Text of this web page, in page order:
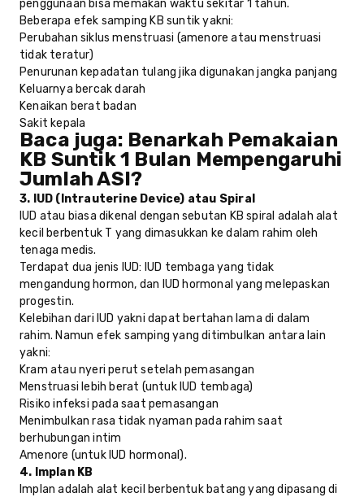
penggunaan bisa memakan waktu sekitar 1 tahun.
Beberapa efek samping KB suntik yakni:
Perubahan siklus menstruasi (amenore atau menstruasi
tidak teratur)
Penurunan kepadatan tulang jika digunakan jangka panjang
Keluarnya bercak darah
Kenaikan berat badan
Sakit kepala
Baca juga: Benarkah Pemakaian
KB Suntik 1 Bulan Mempengaruhi
Jumlah ASI?
3. IUD (Intrauterine Device) atau Spiral
IUD atau biasa dikenal dengan sebutan KB spiral adalah alat
kecil berbentuk T yang dimasukkan ke dalam rahim oleh
tenaga medis.
Terdapat dua jenis IUD: IUD tembaga yang tidak
mengandung hormon, dan IUD hormonal yang melepaskan
progestin.
Kelebihan dari IUD yakni dapat bertahan lama di dalam
rahim. Namun efek samping yang ditimbulkan antara lain
yakni:
Kram atau nyeri perut setelah pemasangan
Menstruasi lebih berat (untuk IUD tembaga)
Risiko infeksi pada saat pemasangan
Menimbulkan rasa tidak nyaman pada rahim saat
berhubungan intim
Amenore (untuk IUD hormonal).
4. Implan KB
Implan adalah alat kecil berbentuk batang yang dipasang di